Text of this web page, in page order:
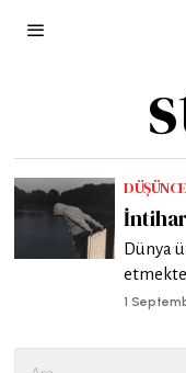
DÜŞÜNCE
İntihar
Dünya
1